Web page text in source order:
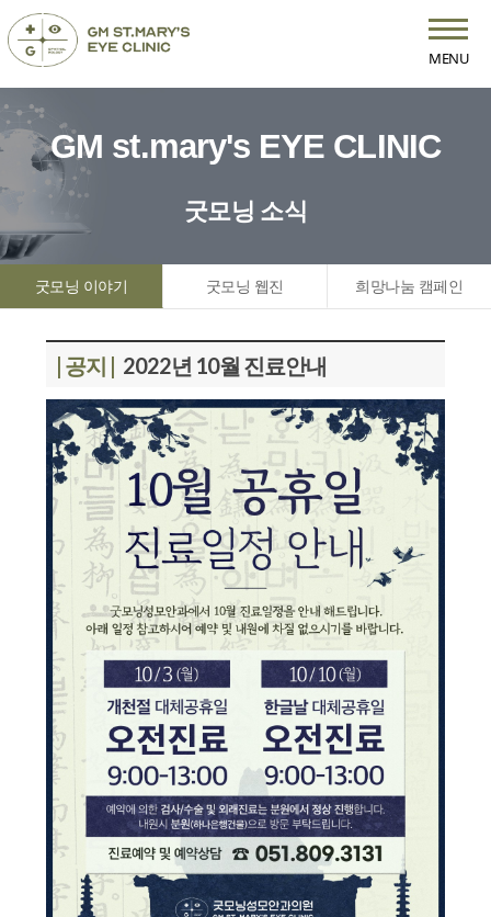
MENU
GM st.mary's EYE CLINIC
굿모닝 소식
굿모닝 이야기 굿모닝 웹진 희망나눔 캠페인
| 공지 | 2022년 10월 진료안내